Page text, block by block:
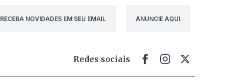
RECEBA NOVIDADES EM SEU EMAIL ANUNCIE AQUI
Redes sociais